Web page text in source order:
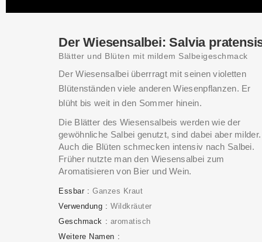
Der Wiesensalbei: Salvia
Blätter und Blüten mit mildem Salbeigeschmack
Der Wiesensalbei überrragt mit seinen violetten
Blütenständen viele anderen Wiesenpflanzen. Er
blüht bis weit in den Sommer hinein.
Die Blätter des Wiesensalbeis werden wie der
gewöhnliche Salbei genutzt, sind dabei aber milder.
Auch die Blüten schmecken intensiv nach Salbei.
Früher nutzte man den Wiesensalbei zum
Aromatisieren von Bier und Wein.
Essbar
Ganzes Kraut
Verwendung
Wildkräuter
Geschmack
aromatisch
Weitere Namen